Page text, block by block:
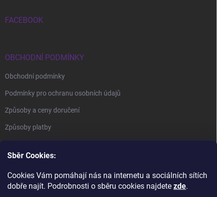
Sběr Cookies:
Cookies Vám pomáhají nás na internetu a sociálních sítích
dobře najít. Podrobnosti o sběru cookies najdete zde.
FACEBOOK
OBCHODNÍ PODMÍNKY
Obchodní podmínky
Podmínky pro ochranu osobních údajů
Způsoby a ceny doručení
Způsoby platby